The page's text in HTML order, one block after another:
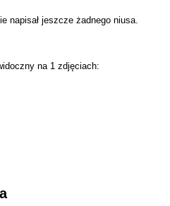
napisał jeszcze żadnego niusa.
na 1 zdjęciach: